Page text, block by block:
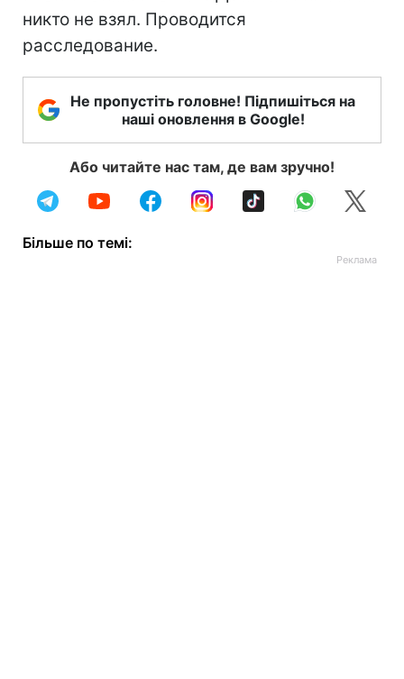
никто не взял. Проводится
расследование.
Не пропустіть головне! Підпишіться на
наші оновлення в Google!
Або читайте нас там, де вам зручно!
Більше по темі: